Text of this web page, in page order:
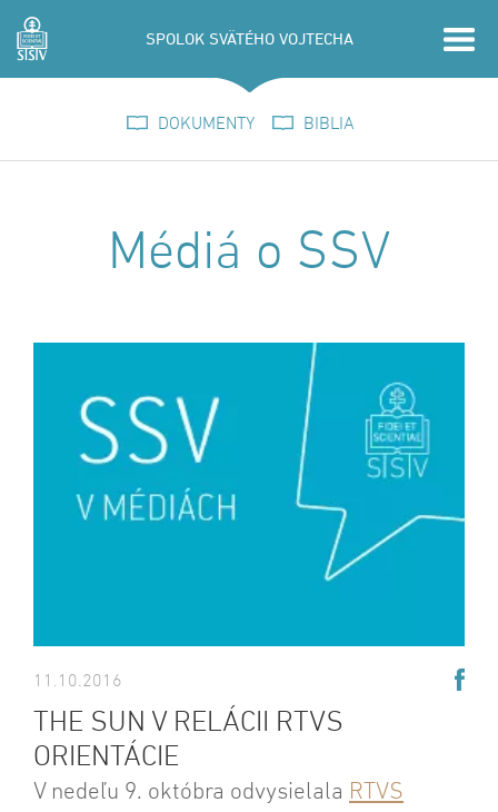
SPOLOK SVÄTÉHO VOJTECHA
DOKUMENTY BIBLIA
Médiá o SSV
11.10.2016
THE SUN V RELÁCII RTVS
ORIENTÁCIE
V nedeľu 9. októbra odvysielala RTVS